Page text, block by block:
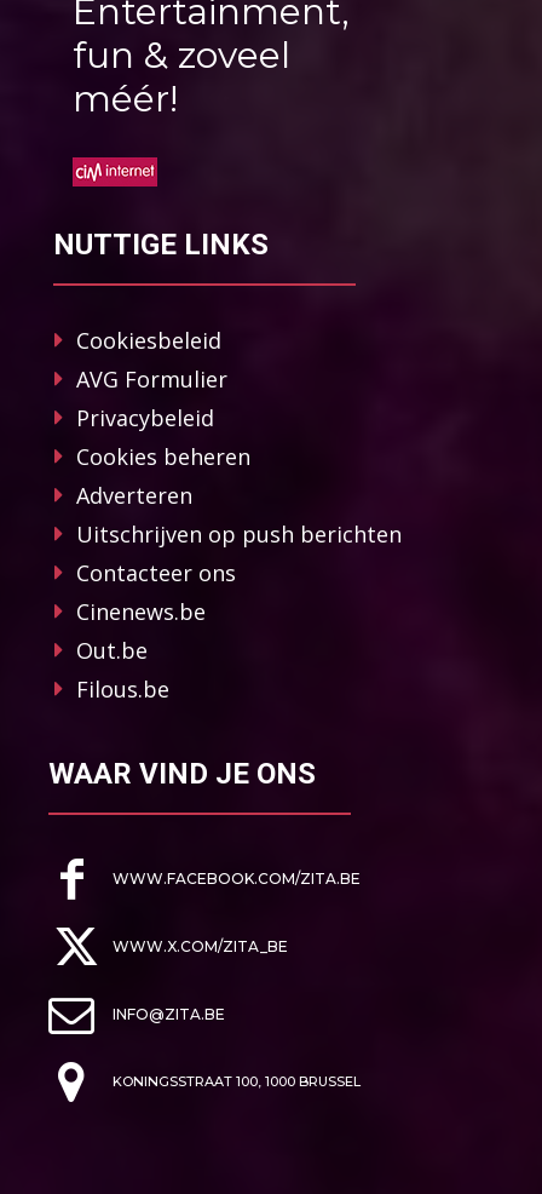
Entertainment,
fun & zoveel
méér!
NUTTIGE LINKS
Cookiesbeleid
AVG Formulier
Privacybeleid
Cookies beheren
Adverteren
Uitschrijven op push berichten
Contacteer ons
Cinenews.be
Out.be
Filous.be
WAAR VIND JE ONS
WWW.FACEBOOK.COM/ZITA.BE
WWW.X.COM/ZITA_BE
INFO@ZITA.BE
KONINGSSTRAAT 100, 1000 BRUSSEL